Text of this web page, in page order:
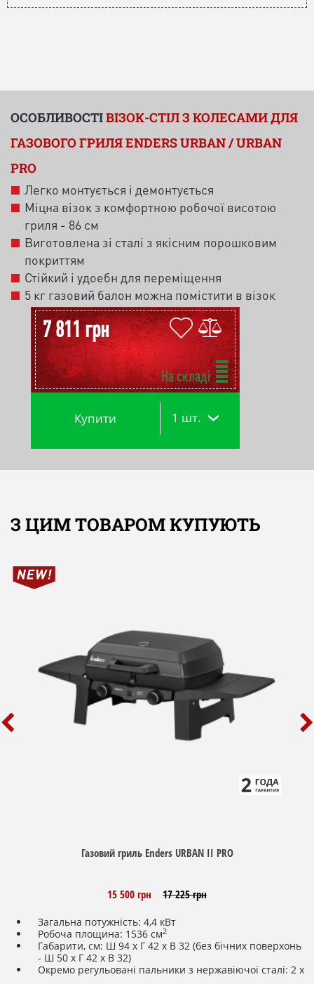
ОСОБЛИВОСТІВІЗОК-СТІЛ З КОЛЕСАМИ ДЛЯ
ГАЗОВОГО ГРИЛЯ ENDERS URBAN / URBAN
PRO
Легко монтується і демонтується
Міцна візок з комфортною робочої висотою
гриля - 86 см
Виготовлена зі сталі з якісним порошковим
покриттям
Стійкий і удоебн для переміщення
5 кг газовий балон можна помістити в візок
7 811 грн
На складі
Купити 1 шт.
З ЦИМ ТОВАРОМ КУПУЮТЬ
Газовий гриль Enders URBAN II PRO
15 500 грн 17 225 грн
Загальна потужність: 4,4 кВт
Робоча площина: 1536 см2
Габарити, см: Ш 94 х Г 42 х В 32 (без бічних поверхонь
- Ш 50 х Г 42 х В 32)
Окремо регульовані пальники з нержавіючої сталі: 2 х